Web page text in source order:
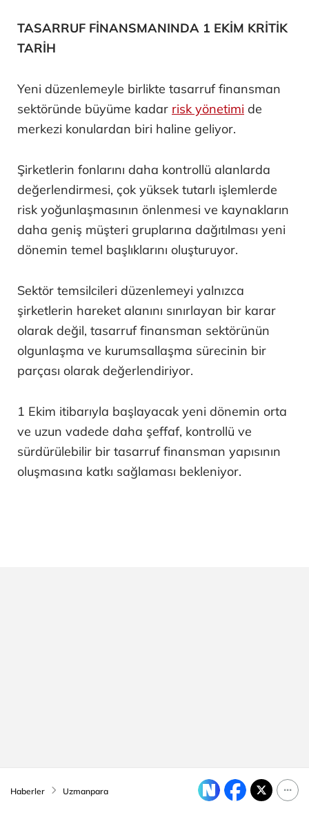
TASARRUF FİNANSMANINDA 1 EKİM KRİTİK
TARİH
Yeni düzenlemeyle birlikte tasarruf finansman
sektöründe büyüme kadar risk yönetimi de
merkezi konulardan biri haline geliyor.
Şirketlerin fonlarını daha kontrollü alanlarda
değerlendirmesi, çok yüksek tutarlı işlemlerde
risk yoğunlaşmasının önlenmesi ve kaynakların
daha geniş müşteri gruplarına dağıtılması yeni
dönemin temel başlıklarını oluşturuyor.
Sektör temsilcileri düzenlemeyi yalnızca
şirketlerin hareket alanını sınırlayan bir karar
olarak değil, tasarruf finansman sektörünün
olgunlaşma ve kurumsallaşma sürecinin bir
parçası olarak değerlendiriyor.
1 Ekim itibarıyla başlayacak yeni dönemin orta
ve uzun vadede daha şeffaf, kontrollü ve
sürdürülebilir bir tasarruf finansman yapısının
oluşmasına katkı sağlaması bekleniyor.
Haberler Uzmanpara